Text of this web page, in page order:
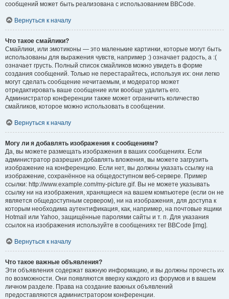
сообщений может быть реализована с использованием BBCode.
Вернуться к началу
Что такое смайлики?
Смайлики, или эмотиконы — это маленькие картинки, которые могут быть
использованы для выражения чувств, например :) означает радость, а :(
означает грусть. Полный список смайликов можно увидеть в форме
создания сообщений. Только не перестарайтесь, используя их: они легко
могут сделать сообщение нечитаемым, и модератор может
отредактировать ваше сообщение или вообще удалить его.
Администратор конференции также может ограничить количество
смайликов, которое можно использовать в сообщении.
Вернуться к началу
Могу ли я добавлять изображения к сообщениям?
Да, вы можете размещать изображения в ваших сообщениях. Если
администратор разрешил добавлять вложения, вы можете загрузить
изображение на конференцию. Если нет, вы должны указать ссылку на
изображение, сохранённое на общедоступном веб-сервере. Пример
ссылки: http://www.example.com/my-picture.gif. Вы не можете указывать
ссылку ни на изображения, хранящиеся на вашем компьютере (если он не
является общедоступным сервером), ни на изображения, для доступа к
которым необходима аутентификация, как, например, на почтовые ящики
Hotmail или Yahoo, защищённые паролями сайты и т. п. Для указания
ссылок на изображения используйте в сообщениях тег BBCode [img].
Вернуться к началу
Что такое важные объявления?
Эти объявления содержат важную информацию, и вы должны прочесть их
по возможности. Они появляются вверху каждого из форумов и в вашем
личном разделе. Права на создание важных объявлений
предоставляются администратором конференции.